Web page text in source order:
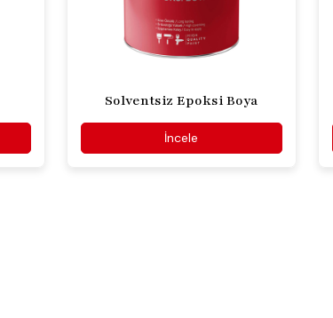
Solventsiz Epoksi Boya
İncele